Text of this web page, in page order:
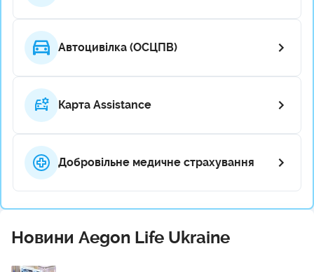
Автоцивілка (ОСЦПВ)
Карта Assistance
Добровільне медичне страхування
Новини Aegon Life Ukraine